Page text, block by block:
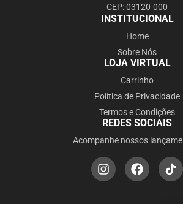
CEP: 03120-000
INSTITUCIONAL
Home
Sobre Nós
LOJA VIRTUAL
Carrinho
Política de Privacidade
Termos e Condições
REDES SOCIAIS
Acompanhe nossos